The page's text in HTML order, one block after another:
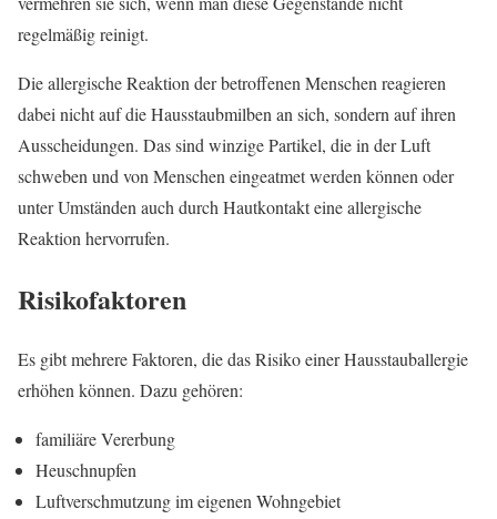
regelmäßig reinigt.
Die allergische Reaktion der betroffenen Menschen reagieren
dabei nicht auf die Hausstaubmilben an sich, sondern auf ihren
Ausscheidungen. Das sind winzige Partikel, die in der Luft
schweben und von Menschen eingeatmet werden können oder
unter Umständen auch durch Hautkontakt eine allergische
Reaktion hervorrufen.
Risikofaktoren
Es gibt mehrere Faktoren, die das Risiko einer Hausstauballergie
erhöhen können. Dazu gehören:
familiäre Vererbung
Heuschnupfen
Luftverschmutzung im eigenen Wohngebiet